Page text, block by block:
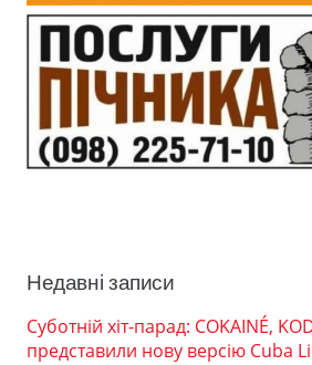
Недавні записи
Суботній хіт-парад: COKAINÉ,
представили нову версію Cuba